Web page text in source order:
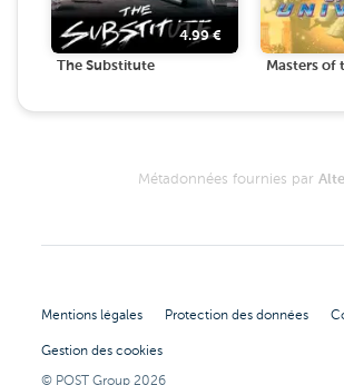
4.99€
The Substitute Masters of
Métadonnées fournies par
Mentions légales Protection des données
Gestion des cookies
© POST Group2026